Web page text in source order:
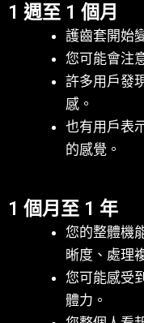
1 週至 1 個月
護齒套開始
您可能會注
許多用戶發
感。
也有用戶表
的感覺。
1 個月至 1 年
您的整體機
晰度、處理
您可能感受
體力。